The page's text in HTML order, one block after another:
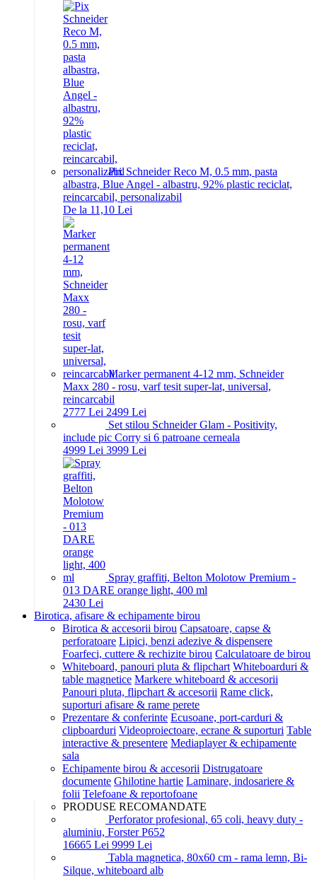
Pix Schneider Reco M, 0.5 mm, pasta
albastra, Blue Angel - albastru, 92% plastic reciclat,
reincarcabil, personalizabil
De la 11,10 Lei
Marker permanent 4-12 mm, Schneider
Maxx 280 - rosu, varf tesit super-lat, universal,
reincarcabil
2777 Lei 2499 Lei
Set stilou Schneider Glam - Positivity,
include pic Corry si 6 patroane cerneala
4999 Lei 3999 Lei
Spray graffiti, Belton Molotow Premium -
013 DARE orange light, 400 ml
2430 Lei
Birotica, afisare & echipamente birou
Birotica & accesorii birou Capsatoare, capse &
perforatoare Lipici, benzi adezive & dispensere
Foarfeci, cuttere & rechizite birou Calculatoare de birou
Whiteboard, panouri pluta & flipchart Whiteboarduri &
table magnetice Markere whiteboard & accesorii
Panouri pluta, flipchart & accesorii Rame click,
suporturi afisare & rame perete
Prezentare & conferinte Ecusoane, port-carduri &
clipboarduri Videoproiectoare, ecrane & suporturi Table
interactive & presentere Mediaplayer & echipamente
sala
Echipamente birou & accesorii Distrugatoare
documente Ghilotine hartie Laminare, indosariere &
folii Telefoane & reportofoane
PRODUSE RECOMANDATE
Perforator profesional, 65 coli, heavy duty -
aluminiu, Forster P652
16665 Lei 9999 Lei
Tabla magnetica, 80x60 cm - rama lemn, Bi-
Silque, whiteboard alb